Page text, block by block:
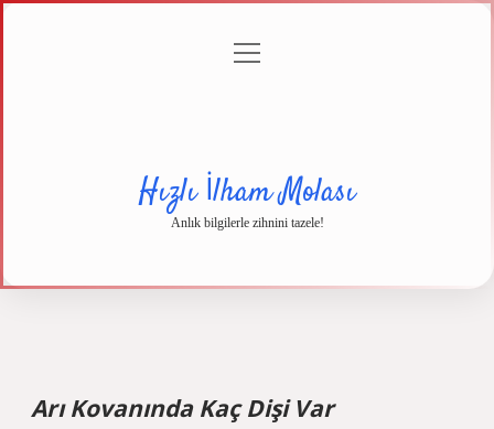
menüyü
Hızlı İlham Molası
Anlık bilgilerle zihnini tazele!
Arı Kovanında Kaç Dişi Var